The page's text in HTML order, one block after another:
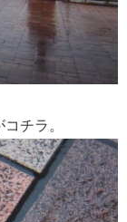
チラ。